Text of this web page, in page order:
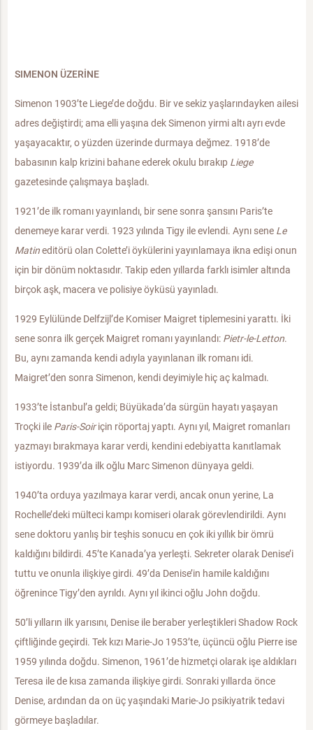
SIMENON ÜZERİNE
Simenon 1903’te Liege’de doğdu. Bir ve sekiz yaşlarındayken ailesi
adres değiştirdi; ama elli yaşına dek Simenon yirmi altı ayrı evde
yaşayacaktır, o yüzden üzerinde durmaya değmez. 1918’de
babasının kalp krizini bahane ederek okulu bırakıp Liege
gazetesinde çalışmaya başladı.
1921’de ilk romanı yayınlandı, bir sene sonra şansını Paris’te
denemeye karar verdi. 1923 yılında Tigy ile evlendi. Aynı sene Le
Matineditörü olan Colette’i öykülerini yayınlamaya ikna edişi onun
için bir dönüm noktasıdır. Takip eden yıllarda farklı isimler altında
birçok aşk, macera ve polisiye öyküsü yayınladı.
1929 Eylülünde Delfzijl’de Komiser Maigret tiplemesini yarattı. İki
sene sonra ilk gerçek Maigret romanı yayınlandı: Pietr-le-Letton.
Bu, aynı zamanda kendi adıyla yayınlanan ilk romanı idi.
Maigret’den sonra Simenon, kendi deyimiyle hiç aç kalmadı.
1933’te İstanbul’a geldi; Büyükada’da sürgün hayatı yaşayan
Troçki ile Paris-Soiriçin röportaj yaptı. Aynı yıl, Maigret romanları
yazmayı bırakmaya karar verdi, kendini edebiyatta kanıtlamak
istiyordu. 1939’da ilk oğlu Marc Simenon dünyaya geldi.
1940’ta orduya yazılmaya karar verdi, ancak onun yerine, La
Rochelle’deki mülteci kampı komiseri olarak görevlendirildi. Aynı
sene doktoru yanlış bir teşhis sonucu en çok iki yıllık bir ömrü
kaldığını bildirdi. 45’te Kanada’ya yerleşti. Sekreter olarak Denise’i
tuttu ve onunla ilişkiye girdi. 49’da Denise’in hamile kaldığını
öğrenince Tigy’den ayrıldı. Aynı yıl ikinci oğlu John doğdu.
50’li yılların ilk yarısını, Denise ile beraber yerleştikleri Shadow Rock
çiftliğinde geçirdi. Tek kızı Marie-Jo 1953’te, üçüncü oğlu Pierre ise
1959 yılında doğdu. Simenon, 1961’de hizmetçi olarak işe aldıkları
Teresa ile de kısa zamanda ilişkiye girdi. Sonraki yıllarda önce
Denise, ardından da on üç yaşındaki Marie-Jo psikiyatrik tedavi
görmeye başladılar.